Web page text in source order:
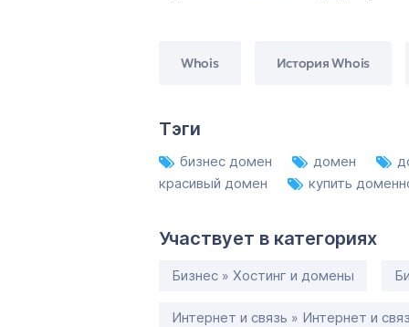
Whois История Whois
Тэги
бизнес домен домен
красивый домен
купить
Участвует в категориях
Бизнес » Хостинг и домены
Интернет и связь » Интернет и